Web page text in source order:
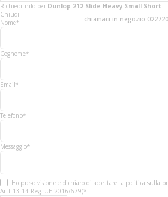
chiamaci in negozio
Richiedi info per Dunlop 212 Slide Heavy Small Short
Chiudi
Nome*
Cognome*
Email*
Telefono*
Messaggio*
Ho preso visione e dichiaro di accettare la politica sulla
Artt 13-14 Reg. UE 2016/679)*